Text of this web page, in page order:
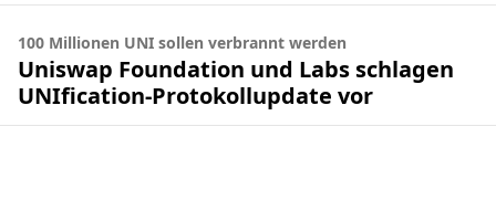
100 Millionen UNI sollen verbrannt werden
Uniswap Foundation und Labs schlagen
UNIfication-Protokollupdate vor